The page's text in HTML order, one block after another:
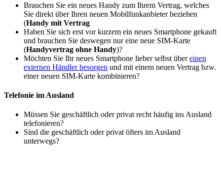
Brauchen Sie ein neues Handy zum Ihrem Vertrag, welches
Sie direkt über Ihren neuen Mobilfunkanbieter beziehen
(Handy mit Vertrag
Haben Sie sich erst vor kurzem ein neues Smartphone gekauft
und brauchen Sie deswegen nur eine neue SIM-Karte
(Handyvertrag ohne Handy)?
Möchten Sie Ihr neues Smartphone lieber selbst übereinen
externen Händler besorgen und mit einem neuen Vertrag bzw.
einer neuen SIM-Karte kombinieren?
Telefonie im Ausland
Müssen Sie geschäftlich oder privat recht häufig ins Ausland
telefonieren?
Sind die geschäftlich oder privat öfters im Ausland
unterwegs?